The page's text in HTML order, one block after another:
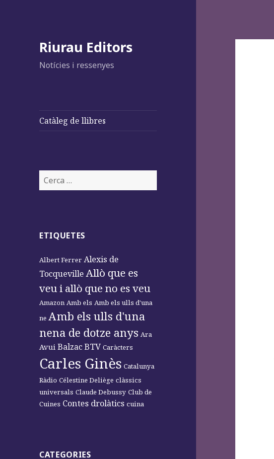
Riurau Editors
Notícies i ressenyes
Catàleg de llibres
Cerca:
ETIQUETES
Albert Ferrer Alexis de
Tocqueville Allò que es
veu i allò que no es veu
Amazon Amb els Amb els ulls d'una
ne Amb els ulls d'una
nena de dotze anys Ara
Avui BalzacBTV Caràcters
Carles Ginès Catalunya
Ràdio Célestine Deliège clàssics
universals Claude Debussy Club de
Cuines Contes drolàtics cuina
CATEGORIES